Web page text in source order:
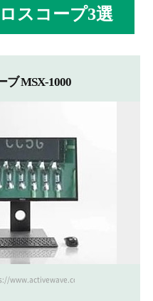
スコープ3選
ブ MSX-1000
www.activewave.co.jp/